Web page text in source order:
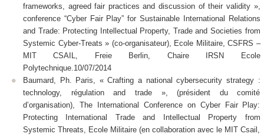
frameworks, agreed fair practices and discussion of their validity »,
conference “Cyber Fair Play” for Sustainable International Relations
and Trade: Protecting Intellectual Property, Trade and Societies from
Systemic Cyber-Treats » (co-organisateur), Ecole Militaire, CSFRS –
MIT CSAIL, Freie Berlin, Chaire IRSN Ecole
Polytechnique.10/07/2014
Baumard, Ph. Paris, « Crafting a national cybersecurity strategy :
technology, régulation and trade », (président du comité
d’organisation), The International Conference on Cyber Fair Play:
Protecting International Trade and Intellectual Property from
Systemic Threats, Ecole Militaire (en collaboration avec le MIT Csail,